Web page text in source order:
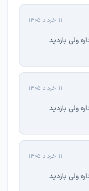
11 خرداد 1405
ولی بازدید
11 خرداد 1405
ولی بازدید
11 خرداد 1405
ولی بازدید